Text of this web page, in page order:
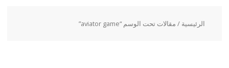
الرئيسية / مقالات تحت الوسم “aviator game”